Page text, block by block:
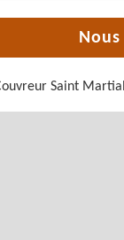
Saint